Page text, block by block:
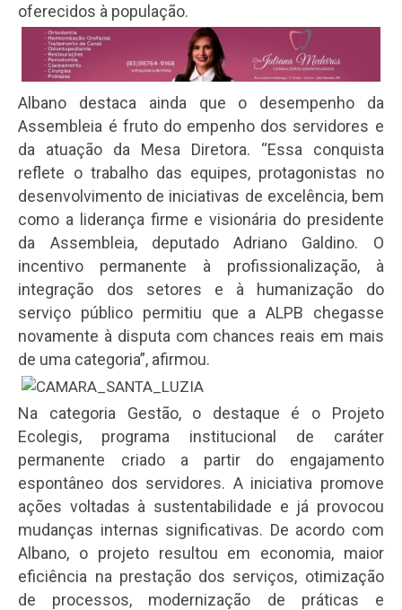
oferecidos à população.
Albano destaca ainda que o desempenho da
Assembleia é fruto do empenho dos servidores e
da atuação da Mesa Diretora. “Essa conquista
reflete o trabalho das equipes, protagonistas no
desenvolvimento de iniciativas de excelência, bem
como a liderança firme e visionária do presidente
da Assembleia, deputado Adriano Galdino. O
incentivo permanente à profissionalização, à
integração dos setores e à humanização do
serviço público permitiu que a ALPB chegasse
novamente à disputa com chances reais em mais
de uma categoria”, afirmou.
Na categoria Gestão, o destaque é o Projeto
Ecolegis, programa institucional de caráter
permanente criado a partir do engajamento
espontâneo dos servidores. A iniciativa promove
ações voltadas à sustentabilidade e já provocou
mudanças internas significativas. De acordo com
Albano, o projeto resultou em economia, maior
eficiência na prestação dos serviços, otimização
de processos, modernização de práticas e